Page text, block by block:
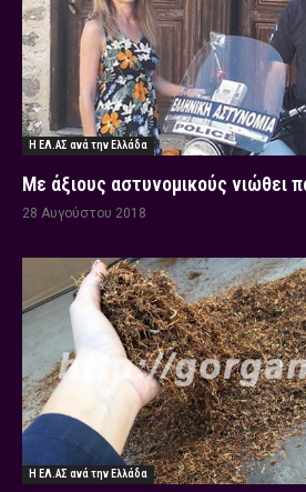
Η ΕΛ.ΑΣ ανά την Ελλάδα
Με άξιους αστυνομικούς νιώθει
28 Αυγούστου 2018
Η ΕΛ.ΑΣ ανά την Ελλάδα